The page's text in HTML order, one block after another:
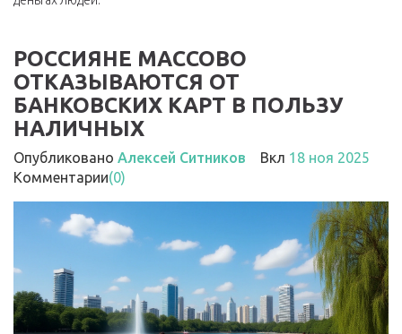
РОССИЯНЕ МАССОВО
ОТКАЗЫВАЮТСЯ ОТ
БАНКОВСКИХ КАРТ В ПОЛЬЗУ
НАЛИЧНЫХ
Опубликовано Алексей Ситников Вкл 18 ноя 2025
Комментарии(0)